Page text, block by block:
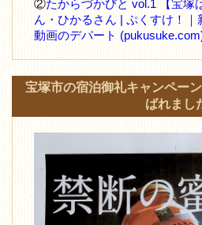
②たからづかびと vol.1 【宝塚
ん・ひかるさん | ぷくすけ！
動画のデパート
宝塚市の宿泊御礼キャンペー
ばれまし